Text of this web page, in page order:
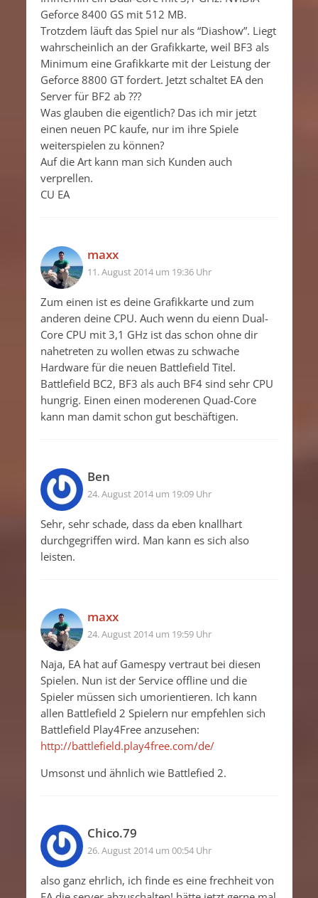
Geforce 8400 GS mit 512 MB.
Trotzdem läuft das Spiel nur als “Diashow”. Liegt
wahrscheinlich an der Grafikkarte, weil BF3 als
Minimum eine Grafikkarte mit der Leistung der
Geforce 8800 GT fordert. Jetzt schaltet EA den
Server für BF2 ab ???
Was glauben die eigentlich? Das ich mir jetzt
einen neuen PC kaufe, nur im ihre Spiele
weiterspielen zu können?
Auf die Art kann man sich Kunden auch
verprellen.
CU EA
maxx
11. August 2014 um 19:36 Uhr
Zum einen ist es deine Grafikkarte und zum
anderen deine CPU. Auch wenn du eienn Dual-
Core CPU mit 3,1 GHz ist das schon ohne dir
nahetreten zu wollen etwas zu schwache
Hardware für die neuen Battlefield Titel.
Battlefield BC2, BF3 als auch BF4 sind sehr CPU
hungrig. Einen einen moderenen Quad-Core
kann man damit schon gut beschäftigen.
Ben
24. August 2014 um 19:09 Uhr
Sehr, sehr schade, dass da eben knallhart
durchgegriffen wird. Man kann es sich also
leisten.
maxx
24. August 2014 um 19:59 Uhr
Naja, EA hat auf Gamespy vertraut bei diesen
Spielen. Nun ist der Service offline und die
Spieler müssen sich umorientieren. Ich kann
allen Battlefield 2 Spielern nur empfehlen sich
Battlefield Play4Free anzusehen:
http://battlefield.play4free.com/de/
Umsonst und ähnlich wie Battlefied 2.
Chico.79
26. August 2014 um 00:54 Uhr
also ganz ehrlich, ich finde es eine frechheit von